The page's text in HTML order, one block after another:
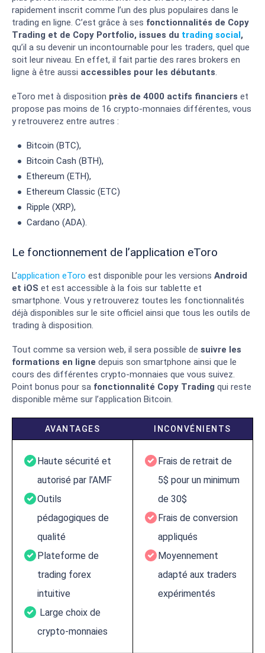
rapidement inscrit comme l’un des plus populaires dans le
trading en ligne. C’est grâce à ses fonctionnalités de Copy
Trading et de Copy Portfolio, issues du trading social,
qu’il a su devenir un incontournable pour les traders, quel que
soit leur niveau. En effet, il fait partie des rares brokers en
ligne à être aussi accessibles pour les débutants.
eToro met à disposition près de 4000 actifs financiers et
propose pas moins de 16 crypto-monnaies différentes, vous
y retrouverez entre autres :
Bitcoin (BTC),
Bitcoin Cash (BTH),
Ethereum (ETH),
Ethereum Classic (ETC)
Ripple (XRP),
Cardano (ADA).
Le fonctionnement de l’application eToro
L’application eToro est disponible pour les versions Android
et iOS et est accessible à la fois sur tablette et
smartphone. Vous y retrouverez toutes les fonctionnalités
déjà disponibles sur le site officiel ainsi que tous les outils de
trading à disposition.
Tout comme sa version web, il sera possible de suivre les
formations en ligne depuis son smartphone ainsi que le
cours des différentes crypto-monnaies que vous suivez.
Point bonus pour sa fonctionnalité Copy Trading qui reste
disponible même sur l’application Bitcoin.
AVANTAGES INCONVÉNIENTS
Haute sécurité et
autorisé par l’AMF
Outils
pédagogiques de
qualité
Plateforme de
trading forex
intuitive
Large choix de
crypto-monnaies
Frais de retrait de
5$ pour un minimum
de 30$
Frais de conversion
appliqués
Moyennement
adapté aux traders
expérimentés